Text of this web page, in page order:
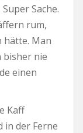
Sache.
rum,
hätte. Man
bisher nie
einen
Kaff
in der Ferne